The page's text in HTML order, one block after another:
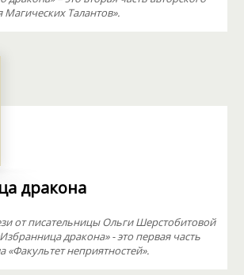
Магических Талантов».
дракона
от писательницы Ольги Шерстобитовой
дракона» - это первая часть
«Факультет неприятностей».